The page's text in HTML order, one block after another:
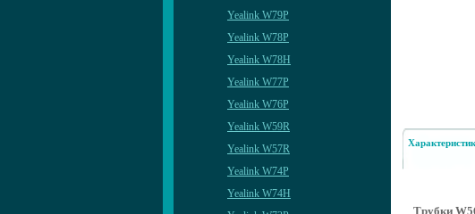
Yealink W79P
Yealink W78P
Yealink W78H
Yealink W77P
Yealink W76P
Yealink W59R
Yealink W57R
Yealink W74P
Yealink W74H
Трубки